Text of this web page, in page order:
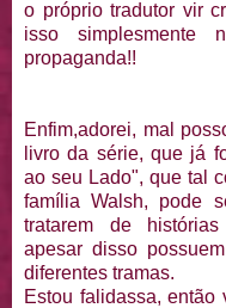
o próprio tradutor vir
isso
propaganda!!
Enfim,adorei, mal
livro da série, que já
ao seu Lado", que tal
família Walsh, pode
tratarem de
apesar disso
diferentes tramas.
Estou falidassa, então